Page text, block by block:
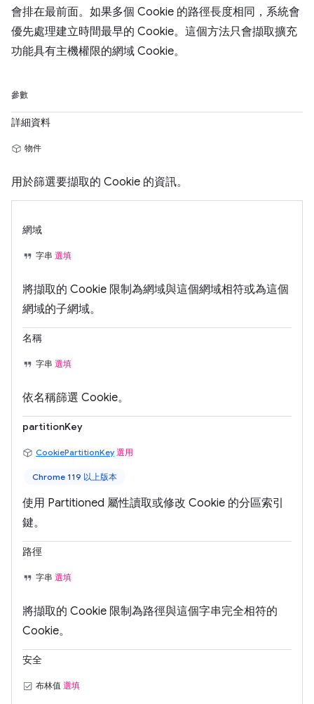
會排在最前面。如果多個 Cookie 的路徑長度相同，系統會
優先處理建立時間最早的 Cookie。這個方法只會擷取擴充
功能具有主機權限的網域 Cookie。
參數
詳細資料
物件
用於篩選要擷取的 Cookie 的資訊。
網域
字串 選填
將擷取的 Cookie 限制為網域與這個網域相符或為這個
網域的子網域。
名稱
字串 選填
依名稱篩選 Cookie。
partitionKey
CookiePartitionKey 選用
Chrome 119 以上版本
使用 Partitioned 屬性讀取或修改 Cookie 的分區索引
鍵。
路徑
字串 選填
將擷取的 Cookie 限制為路徑與這個字串完全相符的
Cookie。
安全
布林值 選填